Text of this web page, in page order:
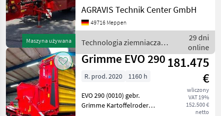
Maszyna używana
Kartoffelroder in Serie 0020
Zugkugelkupplung K80
0030 -Zapfwelle mit 6
Zapfwellendrehzahl
540U/min 005
AGRAVIS Technik Center GmbH
49716 Meppen
Technologia ziemniaczana
/ Grimme
29 dni
online
Grimme EVO 290181.475
€
wliczony
VAT 19%
152.500 €
netto
R. prod. 2020 1160 h
EVO 290 (0010) gebr.
Grimme Kartoffelroder